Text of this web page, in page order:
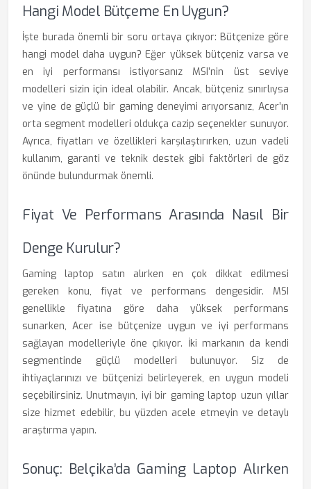
Hangi Model Bütçeme En Uygun?
İşte burada önemli bir soru ortaya çıkıyor: Bütçenize göre
hangi model daha uygun? Eğer yüksek bütçeniz varsa ve
en iyi performansı istiyorsanız MSI’nin üst seviye
modelleri sizin için ideal olabilir. Ancak, bütçeniz sınırlıysa
ve yine de güçlü bir gaming deneyimi arıyorsanız, Acer’ın
orta segment modelleri oldukça cazip seçenekler sunuyor.
Ayrıca, fiyatları ve özellikleri karşılaştırırken, uzun vadeli
kullanım, garanti ve teknik destek gibi faktörleri de göz
önünde bulundurmak önemli.
Fiyat Ve Performans Arasında Nasıl Bir
Denge Kurulur?
Gaming laptop satın alırken en çok dikkat edilmesi
gereken konu, fiyat ve performans dengesidir. MSI
genellikle fiyatına göre daha yüksek performans
sunarken, Acer ise bütçenize uygun ve iyi performans
sağlayan modelleriyle öne çıkıyor. İki markanın da kendi
segmentinde güçlü modelleri bulunuyor. Siz de
ihtiyaçlarınızı ve bütçenizi belirleyerek, en uygun modeli
seçebilirsiniz. Unutmayın, iyi bir gaming laptop uzun yıllar
size hizmet edebilir, bu yüzden acele etmeyin ve detaylı
araştırma yapın.
Sonuç: Belçika’da Gaming Laptop Alırken